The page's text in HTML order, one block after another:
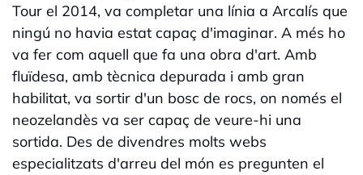
Tour el 2014, va completar una línia a Arcalís que
ningú no havia estat capaç d'imaginar. A més ho
va fer com aquell que fa una obra d'art. Amb
fluïdesa, amb tècnica depurada i amb gran
habilitat, va sortir d'un bosc de rocs, on només el
neozelandès va ser capaç de veure-hi una
sortida. Des de divendres molts webs
especialitzats d'arreu del món es pregunten el